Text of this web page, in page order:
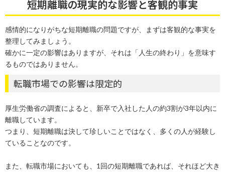
短期離職の現実的な影響と客観的事実
感情的になりがちな短期離職の問題ですが、まずは客観的な事実を
整理してみましょう。
確かに一定の影響はありますが、それは「人生の終わり」を意味す
るものではありません。
転職市場での影響は限定的
厚生労働省の調査によると、新卒で入社した人の約3割が3年以内に
離職しています。
つまり、短期離職は決して珍しいことではなく、多くの人が経験し
ていることなのです。
また、転職市場においても、1回の短期離職であれば、それほど大き